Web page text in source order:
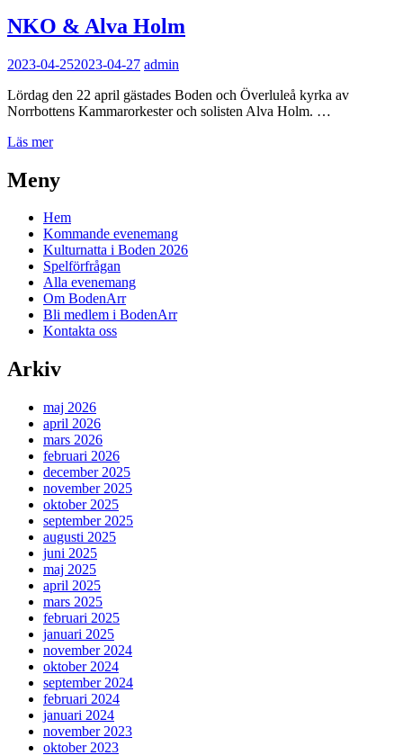
NKO & Alva Holm
2023-04-252023-04-27 admin
Lördag den 22 april gästades Boden och Överluleå kyrka av
Norrbottens Kammarorkester och solisten Alva Holm. …
Läs merNKO
Holm
Meny
Hem
Kommande evenemang
Kulturnatta i Boden 2026
Spelförfrågan
Alla evenemang
Om BodenArr
Bli medlem i BodenArr
Kontakta oss
Arkiv
maj 2026
april 2026
mars 2026
februari 2026
december 2025
november 2025
oktober 2025
september 2025
augusti 2025
juni 2025
maj 2025
april 2025
mars 2025
februari 2025
januari 2025
november 2024
oktober 2024
september 2024
februari 2024
januari 2024
november 2023
oktober 2023